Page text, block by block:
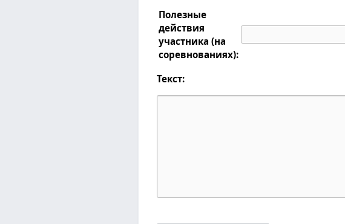
Полезные
действия
участника (на
соревнованиях):
Текст: